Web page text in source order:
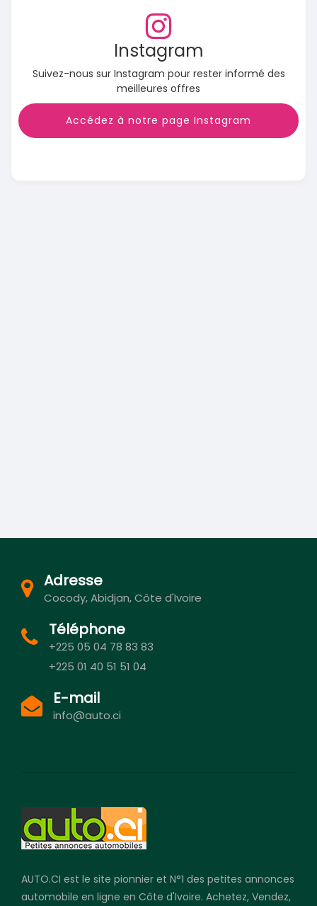
Instagram
Suivez-nous sur Instagram pour rester informé des
meilleures offres
Accédez à notre page Instagram
Adresse
Cocody, Abidjan, Côte d'Ivoire
Téléphone
+225 05 04 78 83 83
+225 01 40 51 51 04
E-mail
info@auto.ci
AUTO.CI est le site pionnier et N°1 des petites annonces
automobile en ligne en Côte d'Ivoire. Achetez, Vendez,